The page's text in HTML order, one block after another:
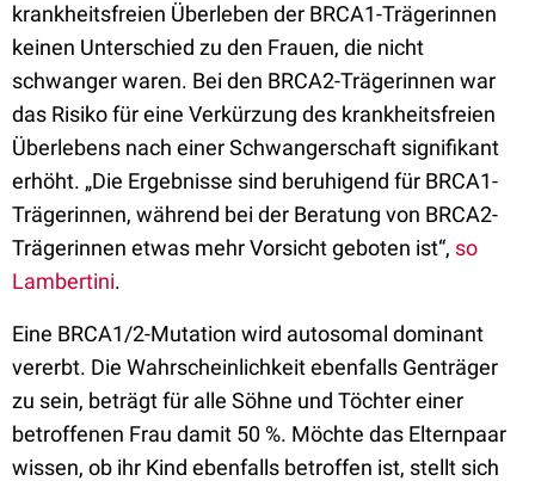
krankheitsfreien Überleben der BRCA1-Trägerinnen
keinen Unterschied zu den Frauen, die nicht
schwanger waren. Bei den BRCA2-Trägerinnen war
das Risiko für eine Verkürzung des krankheitsfreien
Überlebens nach einer Schwangerschaft signifikant
erhöht. „Die Ergebnisse sind beruhigend für BRCA1-
Trägerinnen, während bei der Beratung von BRCA2-
Trägerinnen etwas mehr Vorsicht geboten ist“, so
Lambertini.
Eine BRCA1/2-Mutation wird autosomal dominant
vererbt. Die Wahrscheinlichkeit ebenfalls Genträger
zu sein, beträgt für alle Söhne und Töchter einer
betroffenen Frau damit 50 %. Möchte das Elternpaar
wissen, ob ihr Kind ebenfalls betroffen ist, stellt sich